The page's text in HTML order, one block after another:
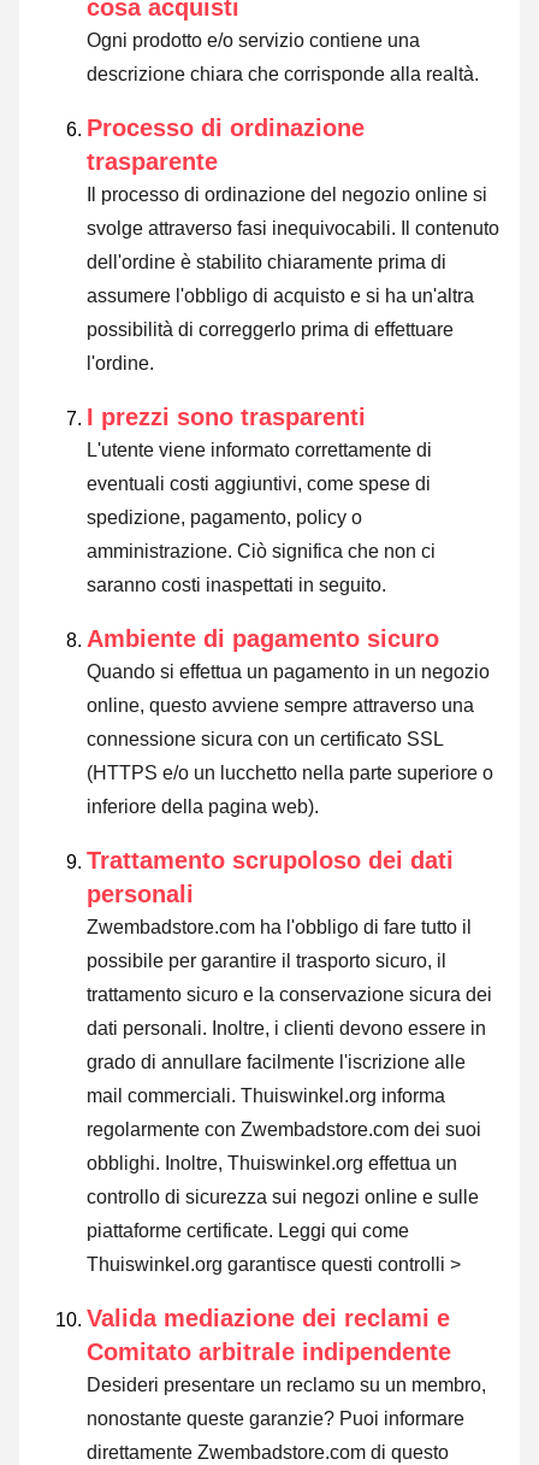
cosa acquisti
Ogni prodotto e/o servizio contiene una
descrizione chiara che corrisponde alla realtà.
Processo di ordinazione
trasparente
Il processo di ordinazione del negozio online si
svolge attraverso fasi inequivocabili. Il contenuto
dell'ordine è stabilito chiaramente prima di
assumere l'obbligo di acquisto e si ha un'altra
possibilità di correggerlo prima di effettuare
l'ordine.
I prezzi sono trasparenti
L'utente viene informato correttamente di
eventuali costi aggiuntivi, come spese di
spedizione, pagamento, policy o
amministrazione. Ciò significa che non ci
saranno costi inaspettati in seguito.
Ambiente di pagamento sicuro
Quando si effettua un pagamento in un negozio
online, questo avviene sempre attraverso una
connessione sicura con un certificato SSL
(HTTPS e/o un lucchetto nella parte superiore o
inferiore della pagina web).
Trattamento scrupoloso dei dati
personali
Zwembadstore.com ha l'obbligo di fare tutto il
possibile per garantire il trasporto sicuro, il
trattamento sicuro e la conservazione sicura dei
dati personali. Inoltre, i clienti devono essere in
grado di annullare facilmente l'iscrizione alle
mail commerciali. Thuiswinkel.org informa
regolarmente con Zwembadstore.com dei suoi
obblighi. Inoltre, Thuiswinkel.org effettua un
controllo di sicurezza sui negozi online e sulle
piattaforme certificate. Leggi qui come
Thuiswinkel.org garantisce questi controlli >
Valida mediazione dei reclami e
Comitato arbitrale indipendente
Desideri presentare un reclamo su un membro,
nonostante queste garanzie? Puoi informare
direttamente Zwembadstore.com di questo